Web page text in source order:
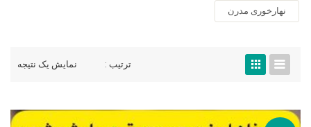
نهارخوری مدرن
نمایش یک نتیجه ترتیب :